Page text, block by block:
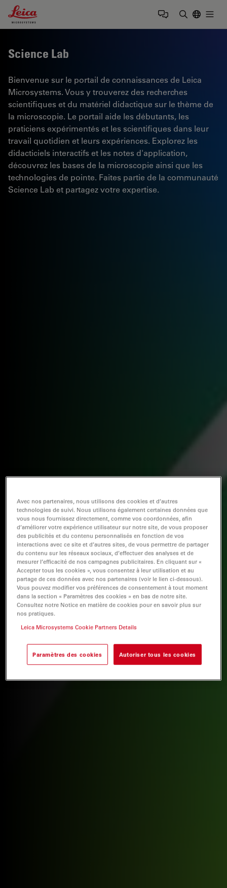
Leica Microsystems Logo
Science Lab
Bienvenue sur le portail de connaissances de Leica
Microsystems. Vous y trouverez des recherches
scientifiques et du matériel didactique sur le thème de
la microscopie. Le portail aide les débutants, les
praticiens expérimentés et les scientifiques dans leur
travail quotidien et leurs expériences. Explorez les
didacticiels interactifs et les notes d'application,
découvrez les bases de la microscopie ainsi que les
technologies de pointe. Faites partie de la communauté
Science Lab et partagez votre expertise.
Avec nos partenaires, nous utilisons des cookies et d’autres
technologies de suivi. Nous utilisons également certaines données que
vous nous fournissez directement, comme vos coordonnées, afin
d’améliorer votre expérience utilisateur sur notre site, de vous proposer
des publicités et du contenu personnalisés en fonction de vos
interactions avec ce site et d’autres sites, de vous permettre de partager
du contenu sur les réseaux sociaux, d’effectuer des analyses et de
mesurer l’efficacité de nos campagnes publicitaires. En cliquant sur «
Accepter tous les cookies », vous consentez à leur utilisation et au
partage de ces données avec nos partenaires (voir le lien ci-dessous).
Vous pouvez modifier vos préférences de consentement à tout moment
dans la section « Paramètres des cookies » en bas de notre site.
Consultez notre Notice en matière de cookies pour en savoir plus sur
nos pratiques.
Leica Microsystems Cookie Partners Details
Paramètres des cookies Autoriser tous les cookies